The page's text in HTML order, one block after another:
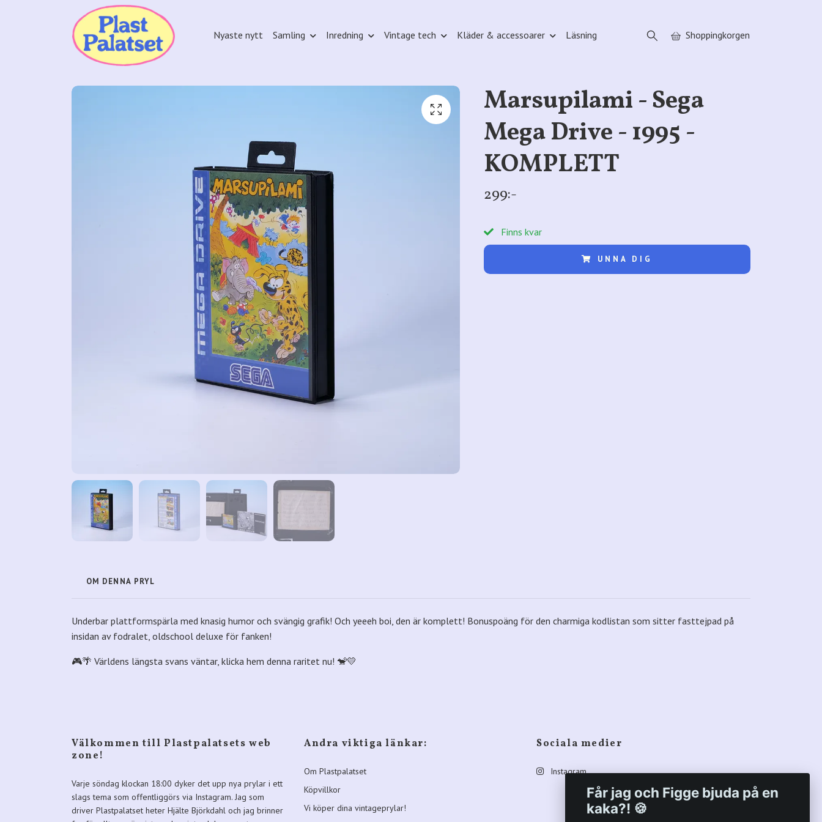
Nyaste nytt Samling Inredning Vintage tech Kläder & accessoarer Läsning Shoppingkorgen
Marsupilami - Sega
Mega Drive - 1995 -
KOMPLETT
299:-
Finns kvar
UNNA DIG
OM DENNA PRYL
Underbar plattformspärla med knasig humor och svängig grafik! Och yeeeh boi, den är komplett! Bonuspoäng för den charmiga kodlistan som sitter fasttejpad på
insidan av fodralet, oldschool deluxe för fanken!
🎮🌴 Världens längsta svans väntar, klicka hem denna raritet nu! 🐒💛
Välkommen till Plastpalatsets web
zone!
Varje söndag klockan 18:00 dyker det upp nya prylar i ett
slags tema som offentliggörs via Instagram. Jag som
driver Plastpalatset heter Hjälte Björkdahl och jag brinner
Andra viktiga länkar:
Om Plastpalatset
Köpvillkor
Vi köper dina vintageprylar!
Sociala medier
Instagram
Får jag och Figge bjuda på en
kaka?! 🍪